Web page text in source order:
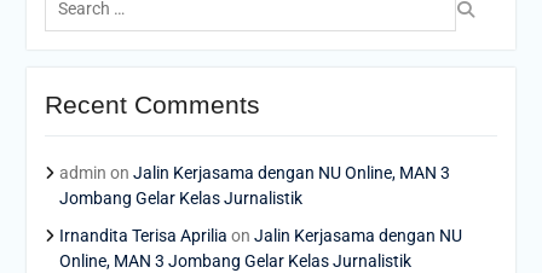
for:
Recent Comments
admin on Jalin Kerjasama dengan NU Online, MAN 3
Jombang Gelar Kelas Jurnalistik
Irnandita Terisa Aprilia on Jalin Kerjasama dengan NU
Online, MAN 3 Jombang Gelar Kelas Jurnalistik